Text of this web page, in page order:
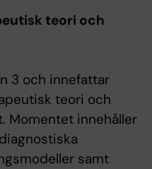
teori och
3 och innefattar
teori och
Momentet innehåller
samt